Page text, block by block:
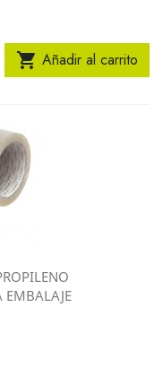
 Añadir al carrito
EMBALAJE